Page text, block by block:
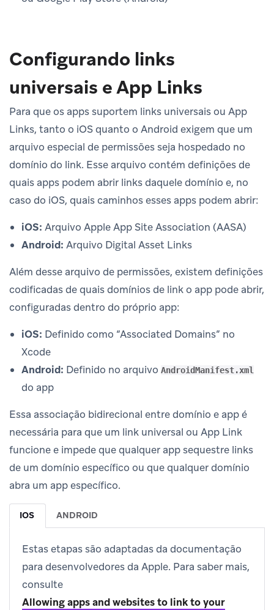
Configurando links
universais e App Links
Para que os apps suportem links universais ou App
Links, tanto o iOS quanto o Android exigem que um
arquivo especial de permissões seja hospedado no
domínio do link. Esse arquivo contém definições de
quais apps podem abrir links daquele domínio e, no
caso do iOS, quais caminhos esses apps podem abrir:
iOS: Arquivo Apple App Site Association (AASA)
Android: Arquivo Digital Asset Links
Além desse arquivo de permissões, existem definições
codificadas de quais domínios de link o app pode abrir,
configuradas dentro do próprio app:
iOS: Definido como “Associated Domains” no
Xcode
Android: Definido no arquivo AndroidManifest.xml
do app
Essa associação bidirecional entre domínio e app é
necessária para que um link universal ou App Link
funcione e impede que qualquer app sequestre links
de um domínio específico ou que qualquer domínio
abra um app específico.
IOS ANDROID
Estas etapas são adaptadas da documentação
para desenvolvedores da Apple. Para saber mais,
consulte
Allowing apps and websites to link to your